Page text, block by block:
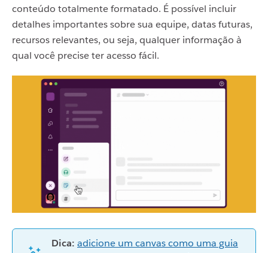
conteúdo totalmente formatado. É possível incluir
detalhes importantes sobre sua equipe, datas futuras,
recursos relevantes, ou seja, qualquer informação à
qual você precise ter acesso fácil.
Dica: adicione um canvas como uma guia